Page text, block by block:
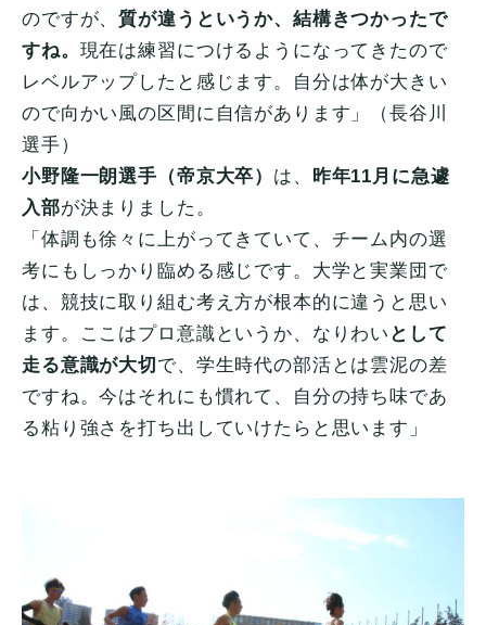
のですが、質が違うというか、結構きつかったで
すね。 現在は練習につけるようになってきたので
レベルアップしたと感じます。自分は体が大きい
ので向かい風の区間に自信があります」（長谷川
選手）
小野隆一朗選手（帝京大卒） は、 昨年11月に急遽
入部が決まりました。
「体調も徐々に上がってきていて、チーム内の選
考にもしっかり臨める感じです。大学と実業団で
は、競技に取り組む考え方が根本的に違うと思い
ます。ここはプロ意識というか、なりわい として
走る意識が大切 で、学生時代の部活とは雲泥の差
ですね。今はそれにも慣れて、自分の持ち味であ
る粘り強さを打ち出していけたらと思います」